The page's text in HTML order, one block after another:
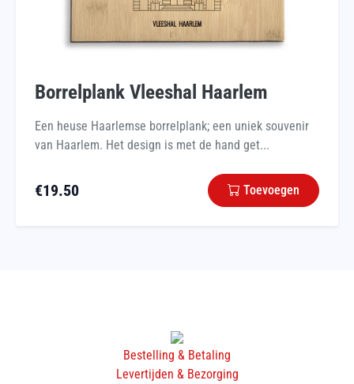
Borrelplank Vleeshal Haarlem
Een heuse Haarlemse borrelplank; een uniek souvenir
van Haarlem. Het design is met de hand get...
€19.50 Toevoegen
Bestelling & Betaling
Levertijden & Bezorging